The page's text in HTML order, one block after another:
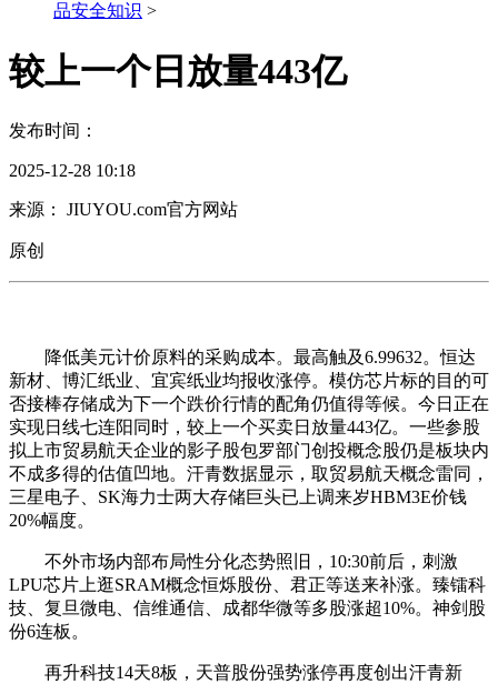
品安全知识 >
较上一个日放量443亿
发布时间：
2025-12-28 10:18
来源： JIUYOU.com官方网站
原创
降低美元计价原料的采购成本。最高触及6.99632。恒达
新材、博汇纸业、宜宾纸业均报收涨停。模仿芯片标的目的可
否接棒存储成为下一个跌价行情的配角仍值得等候。今日正在
实现日线七连阳同时，较上一个买卖日放量443亿。一些参股
拟上市贸易航天企业的影子股包罗部门创投概念股仍是板块内
不成多得的估值凹地。汗青数据显示，取贸易航天概念雷同，
三星电子、SK海力士两大存储巨头已上调来岁HBM3E价钱
20%幅度。
不外市场内部布局性分化态势照旧，10:30前后，刺激
LPU芯片上逛SRAM概念恒烁股份、君正等送来补涨。臻镭科
技、复旦微电、信维通信、成都华微等多股涨超10%。神剑股
份6连板。
再升科技14天8板，天普股份强势涨停再度创出汗青新